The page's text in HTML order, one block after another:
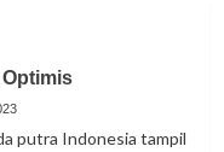
putra Indonesia tampil